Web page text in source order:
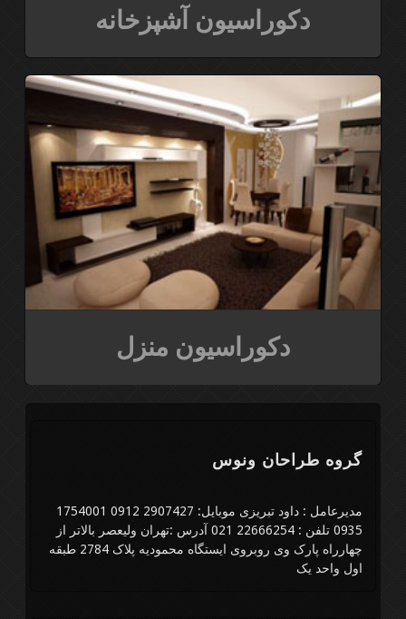
دکوراسیون آشپزخانه
دکوراسیون منزل
گروه طراحان ونوس
مدیرعامل : داود تبریزی موبایل: 2907427 0912 1754001
0935 تلفن : 22666254 021 آدرس :تهران ولیعصر بالاتر از
چهارراه پارک وی روبروی ایستگاه محمودیه پلاک 2784 طبقه
اول واحد یک